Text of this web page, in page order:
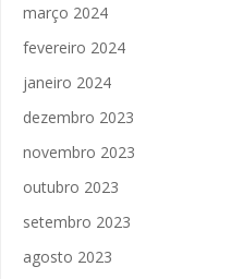
março 2024
fevereiro 2024
janeiro 2024
dezembro 2023
novembro 2023
outubro 2023
setembro 2023
agosto 2023